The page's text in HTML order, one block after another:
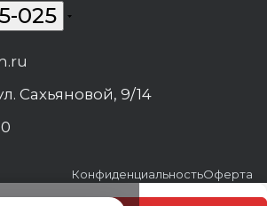
025
Сахьяновой, 9/14
КонфиденциальностьОферта